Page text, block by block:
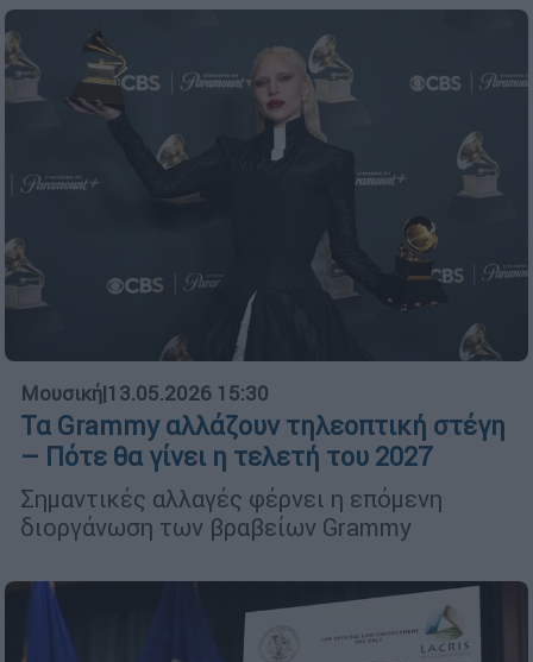
Μουσική|13.05.2026 15:30
Τα Grammy αλλάζουν τηλεοπτική στέγη
– Πότε θα γίνει η τελετή του 2027
Σημαντικές αλλαγές φέρνει η επόμενη
διοργάνωση των βραβείων Grammy